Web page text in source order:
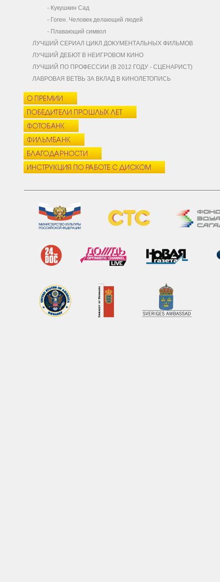
- Кукушкин Сад
- Гоген. Человек делающий людей
- Плавающий символ
ЛУЧШИЙ СЕРИАЛ ЦИКЛ ДОКУМЕНТАЛЬНЫХ ФИЛЬМОВ
ЛУЧШИЙ ДЕБЮТ В НЕИГРОВОМ КИНО
ЛУЧШИЙ ПО ПРОФЕССИИ (В 2012 ГОДУ - СЦЕНАРИСТ)
ЛАВРОВАЯ ВЕТВЬ ЗА ВКЛАД В КИНОЛЕТОПИСЬ